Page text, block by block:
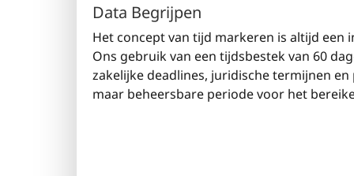
Data Begrijpen
Het concept van tijd markeren is altijd een
Ons gebruik van een tijdsbestek van 60
zakelijke deadlines, juridische termijnen
maar beheersbare periode voor het